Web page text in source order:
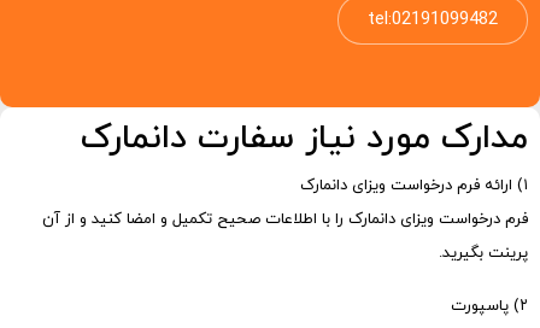
tel:02191099482
مدارک مورد نیاز سفارت دانمارک
۱) ارائه فرم درخواست ویزای دانمارک
فرم درخواست ویزای دانمارک را با اطلاعات صحیح تکمیل و امضا کنید و از آن
پرینت بگیرید.
۲) پاسپورت